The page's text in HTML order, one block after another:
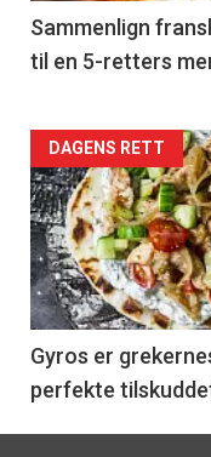
5
Sammenlign
til en 5-retters
Forsiden
akkurat
nå
-
6
DAGENS RETT
Gyros er
perfekte